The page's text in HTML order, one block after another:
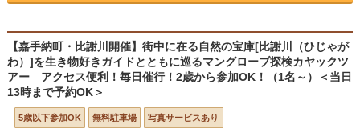
【嘉手納町・比謝川開催】街中に在る自然の宝庫[比謝川（ひじゃが
わ）]を生き物好きガイドとともに巡るマングローブ探検カヤックツ
アー アクセス便利！毎日催行！2歳から参加OK！（1名～）＜当日
13時まで予約OK＞
5歳以下参加OK 無料駐車場 写真サービスあり